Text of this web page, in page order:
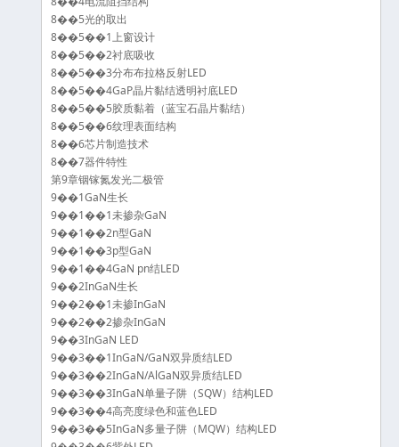
8��5光的取出
8��5��1上窗设计
8��5��2衬底吸收
8��5��3分布布拉格反射LED
8��5��4GaP晶片黏结透明衬底LED
8��5��5胶质黏着（蓝宝石晶片黏结）
8��5��6纹理表面结构
8��6芯片制造技术
8��7器件特性
第9章铟镓氮发光二极管
9��1GaN生长
9��1��1未掺杂GaN
9��1��2n型GaN
9��1��3p型GaN
9��1��4GaN pn结LED
9��2InGaN生长
9��2��1未掺InGaN
9��2��2掺杂InGaN
9��3InGaN LED
9��3��1InGaN/GaN双异质结LED
9��3��2InGaN/AlGaN双异质结LED
9��3��3InGaN单量子阱（SQW）结构LED
9��3��4高亮度绿色和蓝色LED
9��3��5InGaN多量子阱（MQW）结构LED